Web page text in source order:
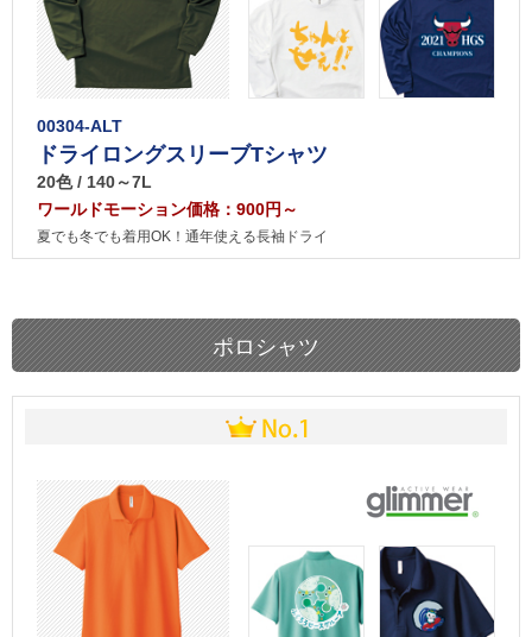
00304-ALT
ドライロングスリーブTシャツ
20色 / 140～7L
ワールドモーション価格：900円～
夏でも冬でも着用OK！通年使える長袖ドライ
ポロシャツ